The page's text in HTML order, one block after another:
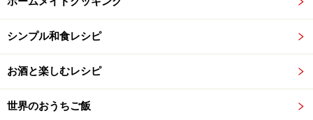
シンプル和食レシピ
お酒と楽しむレシピ
世界のおうちご飯